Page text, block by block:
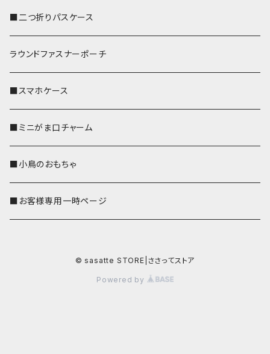
■二つ折りパスケース
ラウンドファスナーポーチ
■スマホケース
■ミニがま口チャーム
■小鳥のおもちゃ
■お客様専用一時ページ
© sasatte STORE|ささってストア
Powered by